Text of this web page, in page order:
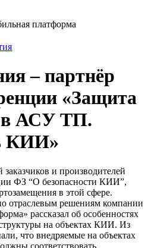
платформа
– партнёр
«Защита
в АСУ ТП.
КИИ»
и производителей
ФЗ “О безопасности КИИ”,
в этой сфере.
отраслевым решениям компании
рассказал об особенностях
на объектах КИИ. Из
что внедряемые на объектах
соответствовать